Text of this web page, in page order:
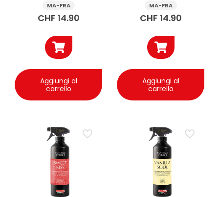
500 ml
MA-FRA
CHF 14.90
Aggiungi al
carrello
Breeze 500 ml
MA-FRA
CHF 14.90
Aggiungi al
carrello